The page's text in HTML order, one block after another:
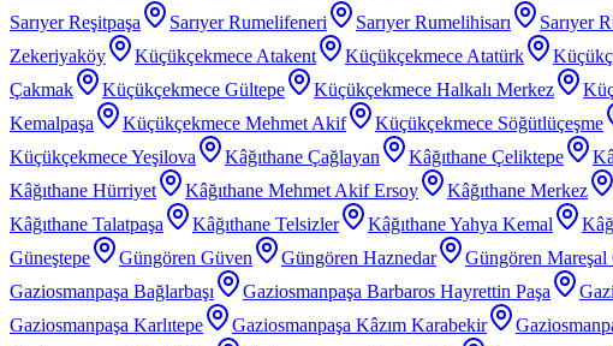
Sarıyer Reşitpaşa
Sarıyer Rumelifeneri Sarıyer Rumelihisarı Sarıyer
Zekeriyaköy
Küçükçekmece Atakent Küçükçekmece Atatürk
Çakmak
Küçükçekmece Gültepe Küçükçekmece Halkalı Merkez
Kemalpaşa
Küçükçekmece Mehmet Akif Küçükçekmece Söğütlüçeşme
Küçükçekmece Yeşilova
Kâğıthane Çağlayan Kâğıthane Çeliktepe
Kâğıthane Hürriyet
Kâğıthane Mehmet Akif Ersoy Kâğıthane Merkez
Kâğıthane Talatpaşa
Kâğıthane Telsizler Kâğıthane Yahya Kemal
Güneştepe
Güngören Güven Güngören Haznedar Güngören Mareşal
Gaziosmanpaşa Bağlarbaşı
Gaziosmanpaşa Barbaros Hayrettin Paşa
Gaziosmanpaşa Karlıtepe
Gaziosmanpaşa Kâzım Karabekir